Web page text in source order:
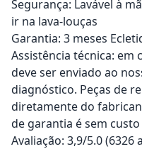
Segurança: Lavável à
ir na lava-louças
Garantia: 3 meses
Assistência técnica:
deve ser enviado ao
diagnóstico. Peças de
diretamente do
de garantia é sem
Avaliação: 3,9/5.0 (6326